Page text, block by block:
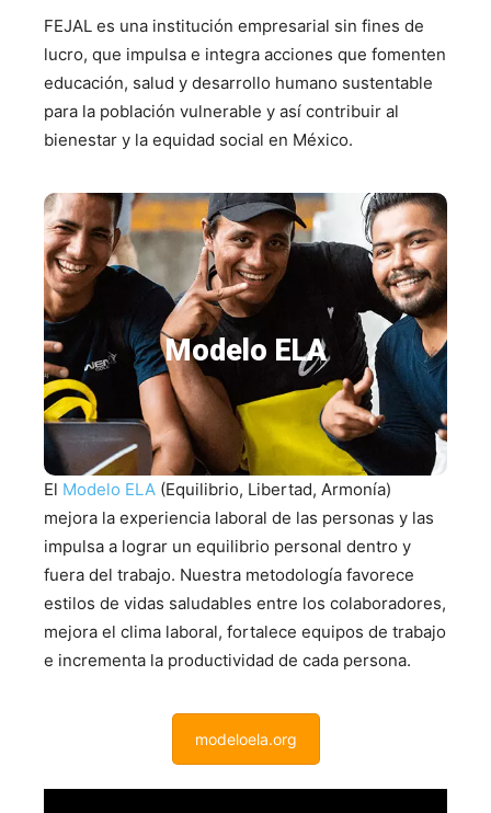
FEJAL es una institución empresarial sin fines de
lucro, que impulsa e integra acciones que fomenten
educación, salud y desarrollo humano sustentable
para la población vulnerable y así contribuir al
bienestar y la equidad social en México.
Modelo ELA
Modelo ELA
con mas de 19,123 Personas atendidas.
El Modelo ELA (Equilibrio, Libertad, Armonía)
mejora la experiencia laboral de las personas y las
impulsa a lograr un equilibrio personal dentro y
fuera del trabajo. Nuestra metodología favorece
estilos de vidas saludables entre los colaboradores,
mejora el clima laboral, fortalece equipos de trabajo
e incrementa la productividad de cada persona.
modeloela.org